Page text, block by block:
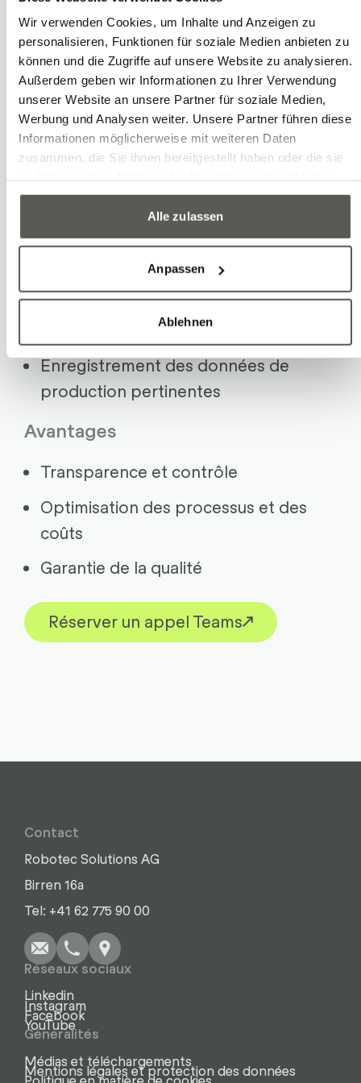
Wir verwenden Cookies, um Inhalte und Anzeigen zu
personalisieren, Funktionen für soziale Medien anbieten zu
können und die Zugriffe auf unsere Website zu analysieren.
Außerdem geben wir Informationen zu Ihrer Verwendung
unserer Website an unsere Partner für soziale Medien,
Werbung und Analysen weiter. Unsere Partner führen diese
Informationen möglicherweise mit weiteren Daten
zusammen, die Sie ihnen bereitgestellt haben oder die sie
Alle zulassen
Anpassen
Ablehnen
de manière exhaustive chaque lot de
production et chaque étape du
processus. Cela améliore la
transparence, permet de réagir
rapidement aux problèmes de qualité et
facilite le respect des exigences de
certification et des normes.
Exemples
Qualification et validation selon GAMP
IHM avec audit trail
Enregistrement des données de
production pertinentes
Avantages
Transparence et contrôle
Optimisation des processus et des
coûts
Garantie de la qualité
Réserver un appel Teams
Contact
Robotec Solutions AG
Birren 16a
Tel: +41 62 775 90 00
Réseaux sociaux
Linkedin
Instagram
Facebook
YouTube
Généralités
Médias et téléchargements
Mentions légales et protection des données
Politique en matière de cookies